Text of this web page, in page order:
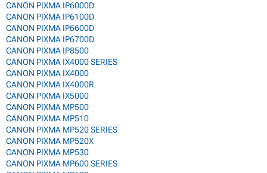
CANON PIXMA IP6000D
CANON PIXMA IP6100D
CANON PIXMA IP6600D
CANON PIXMA IP6700D
CANON PIXMA IP8500
CANON PIXMA IX4000 SERIES
CANON PIXMA IX4000
CANON PIXMA IX4000R
CANON PIXMA IX5000
CANON PIXMA MP500
CANON PIXMA MP510
CANON PIXMA MP520 SERIES
CANON PIXMA MP520X
CANON PIXMA MP530
CANON PIXMA MP600 SERIES